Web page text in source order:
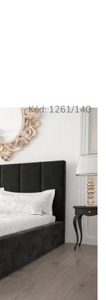
Kód:1261/140